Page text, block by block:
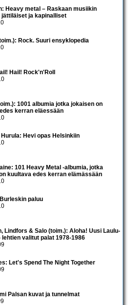
Heavy metal – Raskaan musiikin
jättiläiset ja kapinalliset
Rock. Suuri ensyklopedia
Hail! Rock'n'Roll
1001 albumia jotka jokaisen on
kerran eläessään
Hevi opas Helsinkiin
101 Heavy Metal -albumia, jotka
kuultava edes kerran elämässään
paluu
Lindfors & Salo (toim.): Aloha! Uusi Laulu-
lehtien valitut palat 1978-1986
Let's Spend The Night Together
Palsan kuvat ja tunnelmat